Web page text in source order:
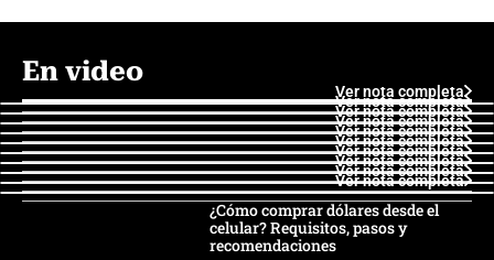
En video
Ver nota completa
Ver nota completa
Ver nota completa
Ver nota completa
Ver nota completa
Ver nota completa
Ver nota completa
Ver nota completa
Ver nota completa
Ver nota completa
¿Cómo comprar dólares desde el
celular? Requisitos, pasos y
recomendaciones